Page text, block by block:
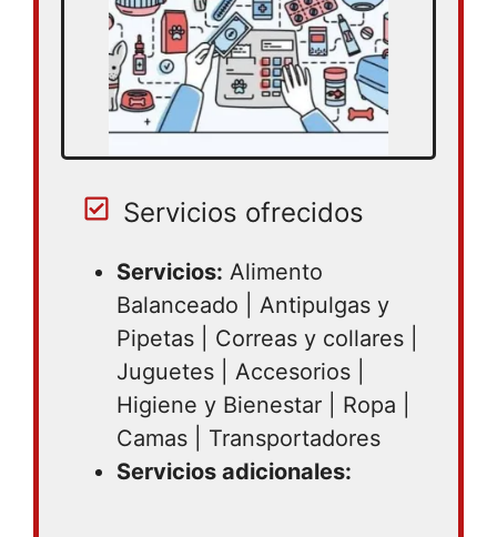
Servicios ofrecidos
Servicios: Alimento
Balanceado | Antipulgas y
Pipetas | Correas y collares |
Juguetes | Accesorios |
Higiene y Bienestar | Ropa |
Camas | Transportadores
Servicios adicionales: